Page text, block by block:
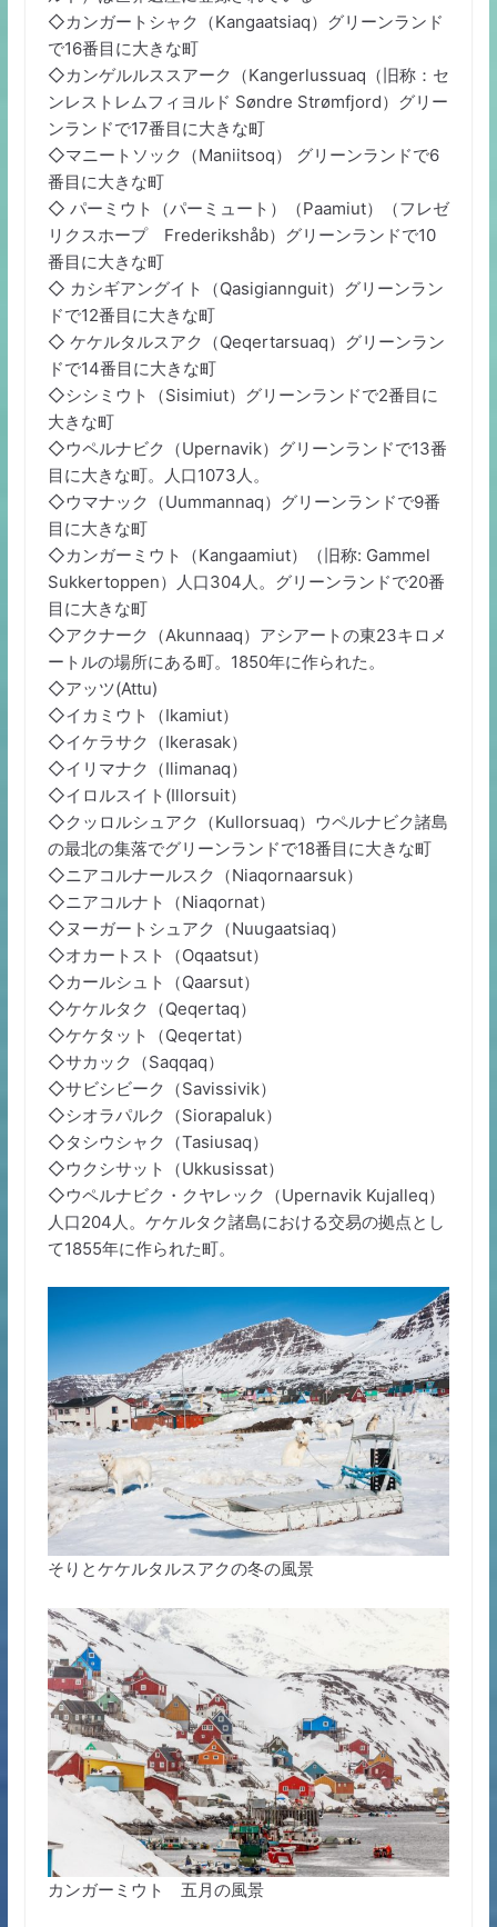
◇カンガートシャク（Kangaatsiaq）グリーンランド
で16番目に大きな町
◇カンゲルルススアーク（Kangerlussuaq（旧称：セ
ンレストレムフィヨルド Søndre Strømfjord）グリー
ンランドで17番目に大きな町
◇マニートソック（Maniitsoq） グリーンランドで6
番目に大きな町
◇ パーミウト（パーミュート）（Paamiut）（フレゼ
リクスホープ Frederikshåb）グリーンランドで10
番目に大きな町
◇ カシギアングイト（Qasigiannguit）グリーンラン
ドで12番目に大きな町
◇ ケケルタルスアク（Qeqertarsuaq）グリーンラン
ドで14番目に大きな町
◇シシミウト（Sisimiut）グリーンランドで2番目に
大きな町
◇ウペルナビク（Upernavik）グリーンランドで13番
目に大きな町。人口1073人。
◇ウマナック（Uummannaq）グリーンランドで9番
目に大きな町
◇カンガーミウト（Kangaamiut）（旧称: Gammel
Sukkertoppen）人口304人。グリーンランドで20番
目に大きな町
◇アクナーク（Akunnaaq）アシアートの東23キロメ
ートルの場所にある町。1850年に作られた。
◇アッツ(Attu)
◇イカミウト（Ikamiut）
◇イケラサク（Ikerasak）
◇イリマナク（Ilimanaq）
◇イロルスイト(Illorsuit）
◇クッロルシュアク（Kullorsuaq）ウペルナビク諸島
の最北の集落でグリーンランドで18番目に大きな町
◇ニアコルナールスク（Niaqornaarsuk）
◇ニアコルナト（Niaqornat）
◇ヌーガートシュアク（Nuugaatsiaq）
◇オカートスト（Oqaatsut）
◇カールシュト（Qaarsut）
◇ケケルタク（Qeqertaq）
◇ケケタット（Qeqertat）
◇サカック（Saqqaq）
◇サビシビーク（Savissivik）
◇シオラパルク（Siorapaluk）
◇タシウシャク（Tasiusaq）
◇ウクシサット（Ukkusissat）
◇ウペルナビク・クヤレック（Upernavik Kujalleq）
人口204人。ケケルタク諸島における交易の拠点とし
て1855年に作られた町。
そりとケケルタルスアクの冬の風景
カンガーミウト 五月の風景